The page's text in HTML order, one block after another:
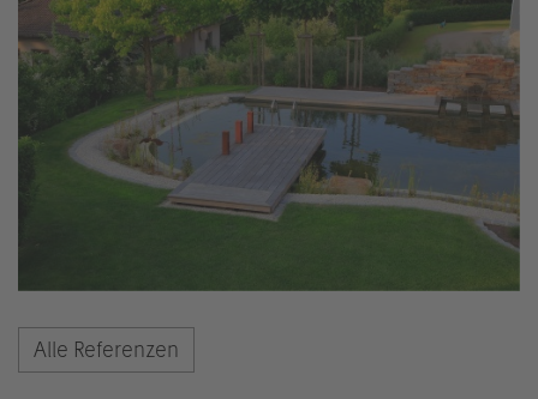
Alle Referenzen